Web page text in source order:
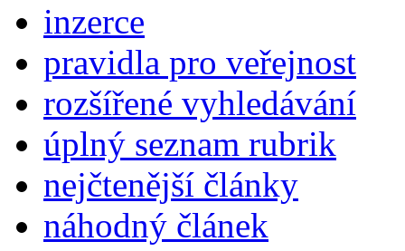
inzerce
pravidla pro veřejnost
rozšířené vyhledávání
úplný seznam rubrik
nejčtenější články
náhodný článek